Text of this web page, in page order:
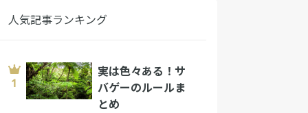
人気記事ランキング
実は色々ある！サ
バゲーのルールま
とめ